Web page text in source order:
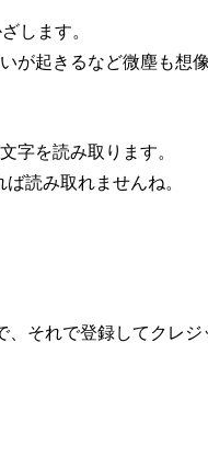
します。
が起きるなど微塵も想
字を読み取ります。
読み取れませんね。
それで登録してクレジ